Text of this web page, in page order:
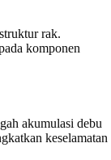
rak.
komponen
akumulasi debu
keselamatan